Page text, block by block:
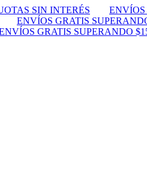
SIN INTERÉS ENVÍOS
ENVÍOS GRATIS
GRATIS SUPERANDO